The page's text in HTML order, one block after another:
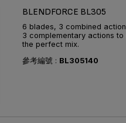
BLENDFORCE BL305
6 blades, 3 combined
3 complementary actions to
the perfect mix.
參考編號 : BL305140